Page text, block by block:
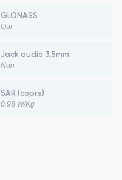
GLONASS
Oui
Jack audio 3.5mm
Non
SAR (coprs)
0.98 W/Kg